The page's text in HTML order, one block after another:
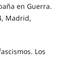
en Guerra.
Madrid,
Los